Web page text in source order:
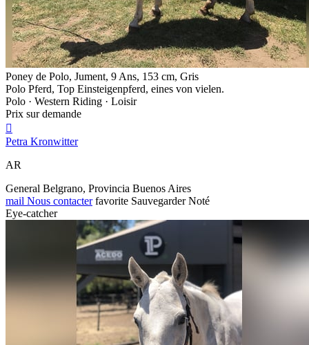
Poney de Polo, Jument, 9 Ans, 153 cm, Gris
Polo Pferd, Top Einsteigenpferd, eines von vielen.
Polo · Western Riding · Loisir
Prix sur demande

Petra Kronwitter
AR
General Belgrano, Provincia Buenos Aires
mail Nous contacter favorite Sauvegarder Noté
Eye-catcher